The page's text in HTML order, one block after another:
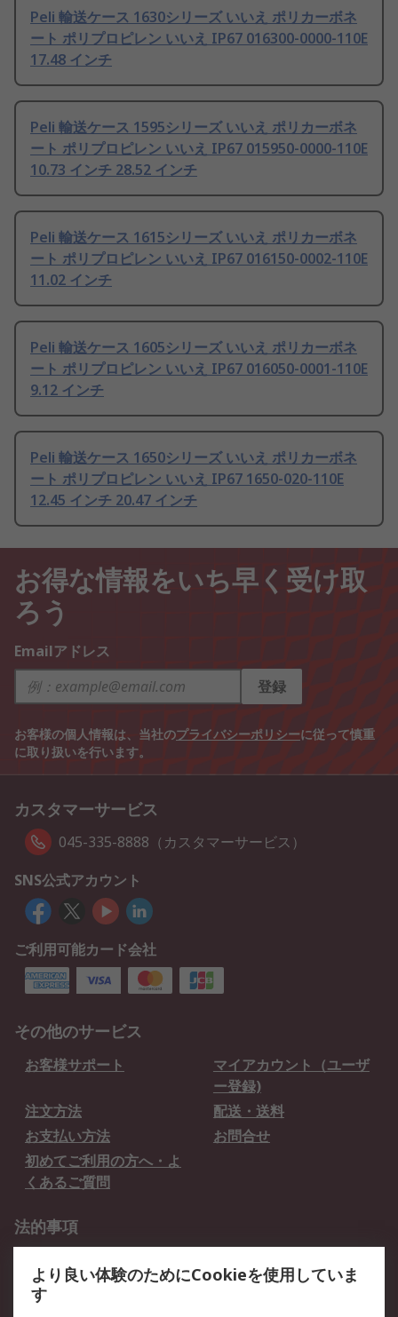
Peli 輸送ケース 1630シリーズ いいえ ポリカーボネ
ート ポリプロピレン いいえ IP67 016300-0000-110E
17.48 インチ
Peli 輸送ケース 1595シリーズ いいえ ポリカーボネ
ート ポリプロピレン いいえ IP67 015950-0000-110E
10.73 インチ 28.52 インチ
Peli 輸送ケース 1615シリーズ いいえ ポリカーボネ
ート ポリプロピレン いいえ IP67 016150-0002-110E
11.02 インチ
Peli 輸送ケース 1605シリーズ いいえ ポリカーボネ
ート ポリプロピレン いいえ IP67 016050-0001-110E
9.12 インチ
Peli 輸送ケース 1650シリーズ いいえ ポリカーボネ
ート ポリプロピレン いいえ IP67 1650-020-110E
12.45 インチ 20.47 インチ
お得な情報をいち早く受け取
ろう
Emailアドレス
登録
お客様の個人情報は、当社のプライバシーポリシーに従って慎重
に取り扱いを行います。
カスタマーサービス
045-335-8888（カスタマーサービス）
SNS公式アカウント
ご利用可能カード会社
その他のサービス
お客様サポート
マイアカウント（ユーザ
ー登録)
注文方法
配送・送料
お支払い方法
お問合せ
初めてご利用の方へ・よ
くあるご質問
法的事項
クッキーポリシー
より良い体験のためにCookieを使用していま
す